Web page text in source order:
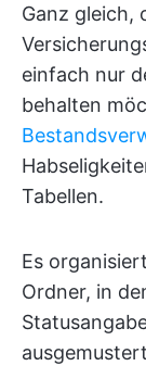
Ganz gleich,
einfach nur
behalten
Tabellen.
Es
Ordner, in